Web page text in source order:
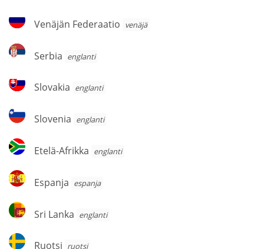
Venäjän
Federaatio
Venäjän Federaatio venäjä
Serbia
Serbia englanti
Slovakia
Slovakia englanti
Slovenia
Slovenia englanti
Etelä-
Afrikka
Etelä-Afrikka englanti
Espanja
Espanja espanja
Sri
Lanka
Sri Lanka englanti
Ruotsi
Ruotsi ruotsi